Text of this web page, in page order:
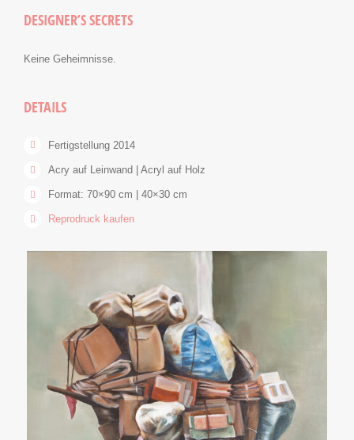
DESIGNER’S SECRETS
Keine Geheimnisse.
DETAILS
Fertigstellung 2014
Acry auf Leinwand | Acryl auf Holz
Format: 70×90 cm | 40×30 cm
Reprodruck kaufen